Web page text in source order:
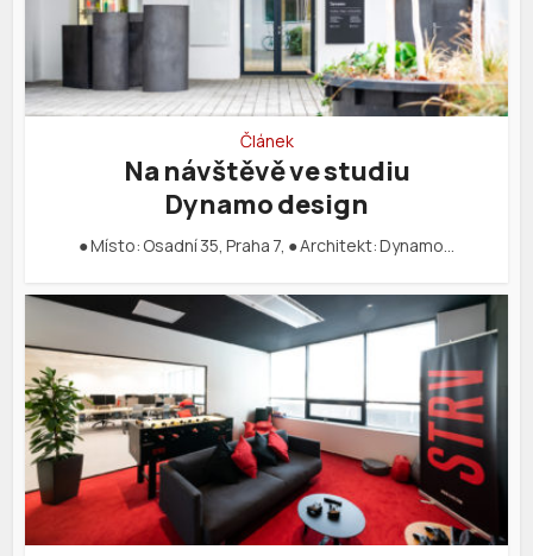
Článek
Na návštěvě ve studiu
Dynamo design
● Místo: Osadní 35, Praha 7, ● Architekt: Dynamo…